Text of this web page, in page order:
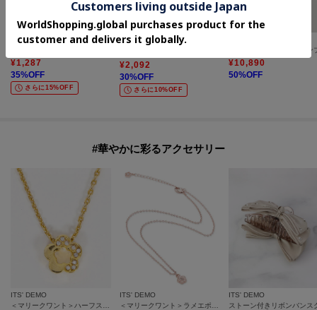
grove
¥1,287
35%OFF
さらに15%OFF
SHOO・LA・RUE
¥2,092
30%OFF
さらに10%OFF
¥10,890
50%OFF
#華やかに彩るアクセサリー
ITS' DEMO
ITS' DEMO
ITS' DEMO